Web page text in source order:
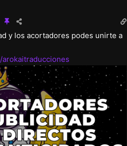
del botón de
escena en todos
idiomas.
y los acortadores podes unirte a